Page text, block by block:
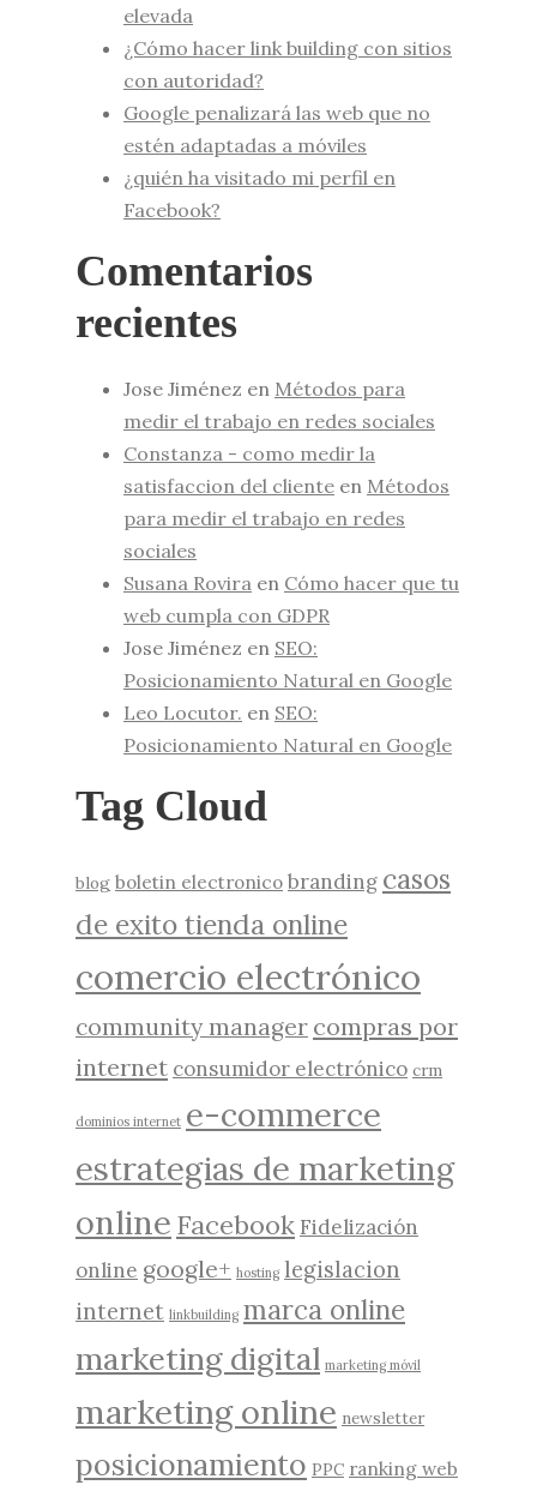
elevada
¿Cómo hacer link building con sitios
con autoridad?
Google penalizará las web que no
estén adaptadas a móviles
¿quién ha visitado mi perfil en
Facebook?
Comentarios
recientes
Jose Jiménez en Métodos para
medir el trabajo en redes sociales
Constanza - como medir la
satisfaccion del cliente en Métodos
para medir el trabajo en redes
sociales
Susana Rovira en Cómo hacer que tu
web cumpla con GDPR
Jose Jiménez en SEO:
Posicionamiento Natural en Google
Leo Locutor. en SEO:
Posicionamiento Natural en Google
Tag Cloud
blog boletin electronico branding casos
de exito tienda online
comercio electrónico
community manager compras por
internet consumidor electrónico crm
dominios internet e-commerce
estrategias de marketing
online Facebook Fidelización
online google+ hosting legislacion
internet linkbuilding marca online
marketing digital marketing móvil
marketing online newsletter
posicionamiento PPC ranking web